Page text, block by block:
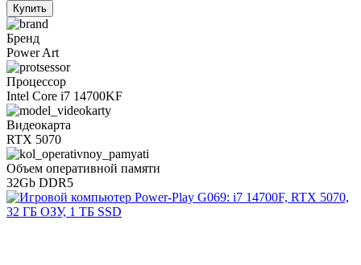
Купить
Бренд
Power Art
Процессор
Intel Core i7 14700KF
Видеокарта
RTX 5070
Объем оперативной памяти
32Gb DDR5